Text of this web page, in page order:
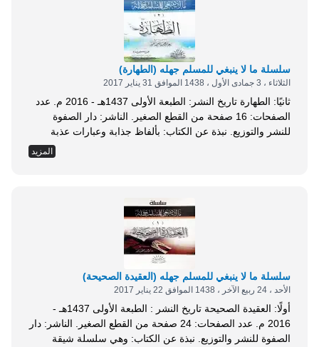
سلسلة ما لا ينبغي للمسلم جهله (الطهارة)
الثلاثاء ، 3 جمادى الأول ، 1438 الموافق 31 يناير 2017
ثانيًا: الطهارة تاريخ النشر: الطبعة الأولى 1437هـ - 2016 م. عدد
الصفحات: 16 صفحة من القطع الصغير. الناشر: دار الصفوة
للنشر والتوزيع. نبذة عن الكتاب: بألفاظ جذابة وعبارات عذبة
فياضة، مع إيجاز بليغ غير ممل ولا مخل، فإذا بروائع الكلمات
لأقصر الاشارات، تمت الرسالة الثانية في الطهارة، بداية من
المزيد
سلسلة ما لا ينبغي للمسلم جهله (العقيدة الصحيحة)
الأحد ، 24 ربيع الآخر ، 1438 الموافق 22 يناير 2017
أولًا: العقيدة الصحيحة تاريخ النشر : الطبعة الأولى 1437هـ -
2016 م. عدد الصفحات: 24 صفحة من القطع الصغير. الناشر: دار
الصفوة للنشر والتوزيع. نبذة عن الكتاب: وهي سلسلة شيقة